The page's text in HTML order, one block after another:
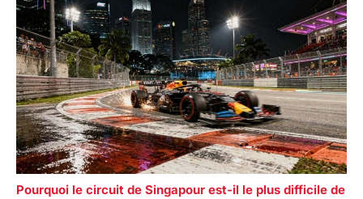
Pourquoi le circuit de Singapour est-il le plus difficile de